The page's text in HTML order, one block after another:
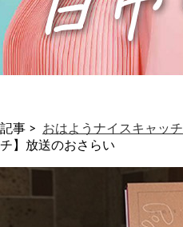
記事 > おはようナイスキャッチ
チ】放送のおさらい